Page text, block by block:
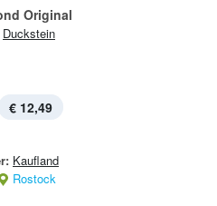
Original
Duckstein
€ 12,49
Kaufland
Rostock